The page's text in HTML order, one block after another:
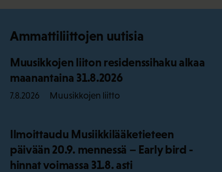
Ammattiliittojen uutisia
Muusikkojen liiton residenssihaku alkaa
maanantaina 31.8.2026
7.8.2026 Muusikkojen liitto
Ilmoittaudu Musiikkilääketieteen
päivään 20.9. mennessä – Early bird -
hinnat voimassa 31.8. asti